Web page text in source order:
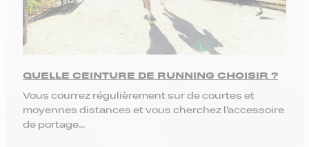
QUELLE CEINTURE DE RUNNING CHOISIR ?
Vous courrez régulièrement sur de courtes et
moyennes distances et vous cherchez l’accessoire
de portage...